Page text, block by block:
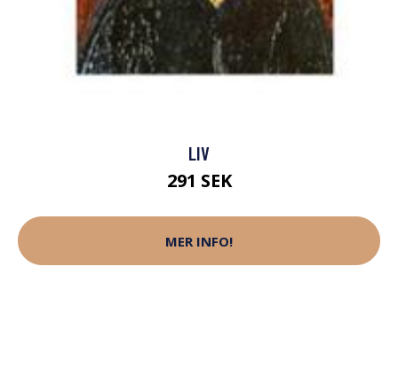
LIV
291 SEK
MER INFO!